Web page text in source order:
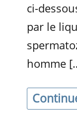
ci-
par le
homme